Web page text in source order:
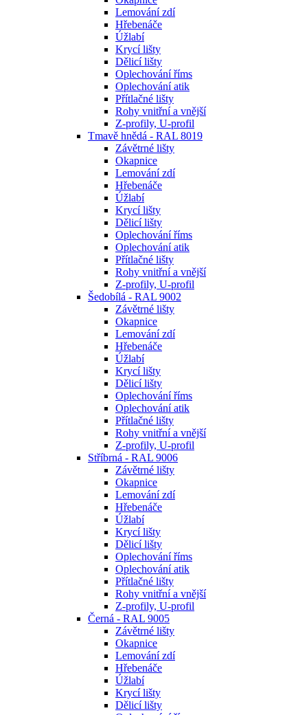
Lemování zdí
Hřebenáče
Úžlabí
Krycí lišty
Dělicí lišty
Oplechování říms
Oplechování atik
Přítlačné lišty
Rohy vnitřní a vnější
Z-profily, U-profil
Tmavě hnědá - RAL 8019
Závětrné lišty
Okapnice
Lemování zdí
Hřebenáče
Úžlabí
Krycí lišty
Dělicí lišty
Oplechování říms
Oplechování atik
Přítlačné lišty
Rohy vnitřní a vnější
Z-profily, U-profil
Šedobílá - RAL 9002
Závětrné lišty
Okapnice
Lemování zdí
Hřebenáče
Úžlabí
Krycí lišty
Dělicí lišty
Oplechování říms
Oplechování atik
Přítlačné lišty
Rohy vnitřní a vnější
Z-profily, U-profil
Stříbrná - RAL 9006
Závětrné lišty
Okapnice
Lemování zdí
Hřebenáče
Úžlabí
Krycí lišty
Dělicí lišty
Oplechování říms
Oplechování atik
Přítlačné lišty
Rohy vnitřní a vnější
Z-profily, U-profil
Černá - RAL 9005
Závětrné lišty
Okapnice
Lemování zdí
Hřebenáče
Úžlabí
Krycí lišty
Dělicí lišty